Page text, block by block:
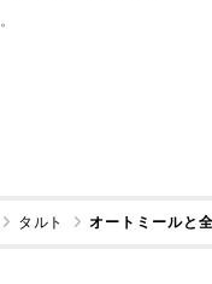
タルト オートミールと